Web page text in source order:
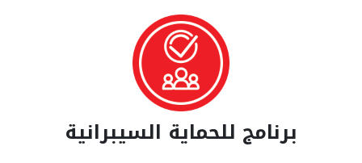
برنامج للحماية السيبرانية